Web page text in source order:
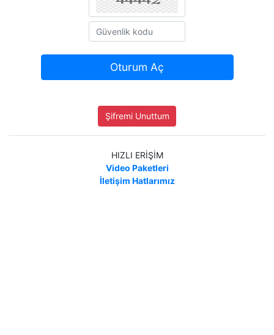
Oturum Aç
Şifremi Unuttum
HIZLI ERİŞİM
Video Paketleri
İletişim Hatlarımız